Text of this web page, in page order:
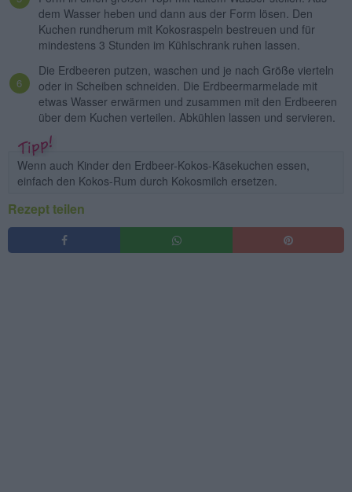
dem Wasser heben und dann aus der Form lösen. Den
Kuchen rundherum mit Kokosraspeln bestreuen und für
mindestens 3 Stunden im Kühlschrank ruhen lassen.
Die Erdbeeren putzen, waschen und je nach Größe vierteln
oder in Scheiben schneiden. Die Erdbeermarmelade mit
etwas Wasser erwärmen und zusammen mit den Erdbeeren
über dem Kuchen verteilen. Abkühlen lassen und servieren.
Wenn auch Kinder den Erdbeer-Kokos-Käsekuchen essen,
einfach den Kokos-Rum durch Kokosmilch ersetzen.
Rezept teilen